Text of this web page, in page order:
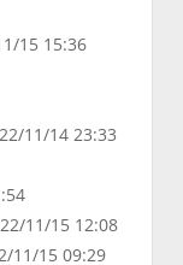
15 15:36
11/14 23:33
11/15 12:08
11/15 09:29